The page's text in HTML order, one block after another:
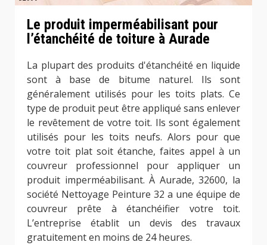
Le produit imperméabilisant pour
l’étanchéité de toiture à Aurade
La plupart des produits d'étanchéité en liquide
sont à base de bitume naturel. Ils sont
généralement utilisés pour les toits plats. Ce
type de produit peut être appliqué sans enlever
le revêtement de votre toit. Ils sont également
utilisés pour les toits neufs. Alors pour que
votre toit plat soit étanche, faites appel à un
couvreur professionnel pour appliquer un
produit imperméabilisant. À Aurade, 32600, la
société Nettoyage Peinture 32 a une équipe de
couvreur prête à étanchéifier votre toit.
L’entreprise établit un devis des travaux
gratuitement en moins de 24 heures.